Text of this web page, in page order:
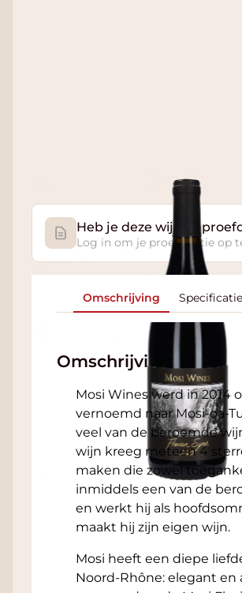
Heb je deze wijn
Log in om je proefnotitie op
Omschrijving
Omschrijving
Mosi Wines werd in 2014
vernoemd naar Mosi-oa-
veel van de beroemde
wijn kreeg meteen 4
maken die zowel
inmiddels een van de
en werkt hij als
maakt hij zijn eigen wijn.
Mosi heeft een diepe
Noord-Rhône: elegant